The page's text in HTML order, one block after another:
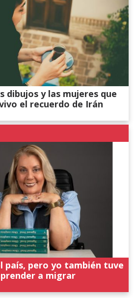
dibujos y las mujeres que
el recuerdo de Irán
país, pero yo también tuve
a migrar